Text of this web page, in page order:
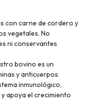
con carne de cordero y
vegetales. No
ni conservantes
bovino es un
y anticuerpos
inmunológico,
apoya el crecimiento